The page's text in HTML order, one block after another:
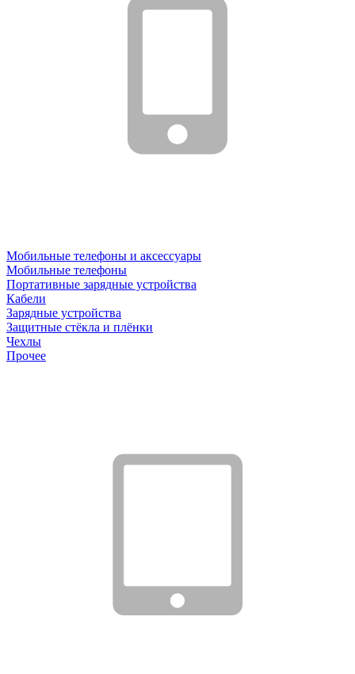
Мобильные телефоны и аксессуары
Мобильные телефоны
Портативные зарядные устройства
Кабели
Зарядные устройства
Защитные стёкла и плёнки
Чехлы
Прочее